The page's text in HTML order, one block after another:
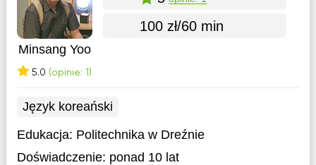
Minsang Yoo
5.0 (opinie: 1)
100 zł/60 min
Język koreański
Edukacja: Politechnika w Dreźnie
Doświadczenie: ponad 10 lat